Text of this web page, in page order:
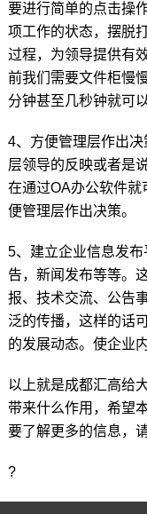
要进行简单的点击操
项工作的状态，摆脱
过程，为领导提供有
前我们需要文件柜慢
分钟甚至几秒钟就可
4、方便管理层作出
层领导的反映或者是
在通过OA办公软件就
便管理层作出决策。
5、建立企业信息发
告，新闻发布等等。
报、技术交流、公告
泛的传播，这样的话
的发展动态。使企业
以上就是成都汇高给
带来什么作用，希望
要了解更多的信息，
?